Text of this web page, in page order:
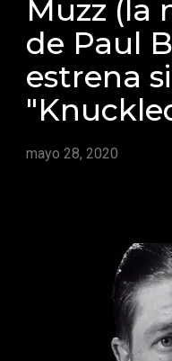
Muzz (la
de Paul
estrena
mayo 28, 2020